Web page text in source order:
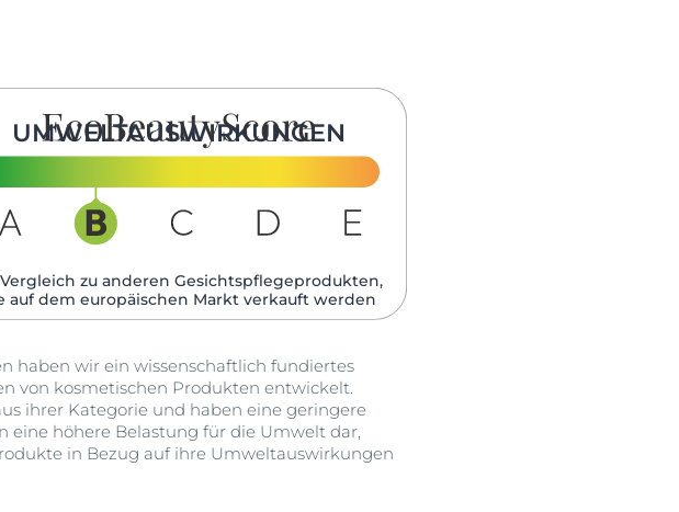
UMWELTAUSWIRKUNGEN
zu anderen Gesichtspflegeprodukten,
auf dem europäischen Markt verkauft werden​
haben wir ein wissenschaftlich fundiertes
von kosmetischen Produkten entwickelt.
ihrer Kategorie und haben eine geringere
eine höhere Belastung für die Umwelt dar,
in Bezug auf ihre Umweltauswirkungen